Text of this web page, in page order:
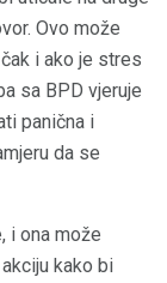
Ovo može
i ako je stres
sa BPD vjeruje
panična i
da se
i ona može
kako bi